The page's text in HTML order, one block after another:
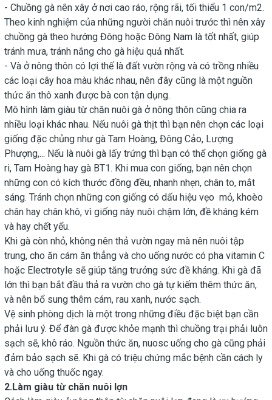
- Chuồng gà nên xây ở nơi cao ráo, rộng rãi, tối thiểu 1 con/m2.
Theo kinh nghiệm của những người chăn nuôi trước thì nên xây
chuồng gà theo hướng Đông hoặc Đông Nam là tốt nhất, giúp
tránh mưa, tránh nắng cho gà hiệu quả nhất.
- Và ở nông thôn có lợi thế là đất vườn rộng và có trồng nhiều
các loại cây hoa màu khác nhau, nên đây cũng là một nguồn
thức ăn thô xanh được bà con tận dụng.
Mô hình làm giàu từ chăn nuôi gà ở nông thôn cũng chia ra
nhiều loại khác nhau. Nếu nuôi gà thịt thì bạn nên chọn các loại
giống đặc chủng như gà Tam Hoàng, Đông Cảo, Lượng
Phượng,... Nếu là nuôi gà lấy trứng thì bạn có thể chọn giống gà
ri, Tam Hoàng hay gà BT1. Khi mua con giống, bạn nên chọn
những con có kích thước đồng đều, nhanh nhẹn, chân to, mắt
sáng. Tránh chọn những con giống có dấu hiệu vẹo mỏ, khoèo
chân hay chân khô, vì giống này nuôi chậm lớn, đề kháng kém
và hay chết yểu.
Khi gà còn nhỏ, không nên thả vườn ngay mà nên nuôi tập
trung, cho ăn cám ăn thẳng và cho uống nước có pha vitamin C
hoặc Electrotyle sẽ giúp tăng trưởng sức đề kháng. Khi gà đã
lớn thì bạn bắt đầu thả ra vườn cho gà tự kiếm thêm thức ăn,
và nên bổ sung thêm cám, rau xanh, nước sạch.
Vệ sinh phòng dịch là một trong những điều đặc biệt bạn cần
phải lưu ý. Để đàn gà được khỏe mạnh thì chuồng trại phải luôn
sạch sẽ, khô ráo. Nguồn thức ăn, nuosc uống cho gà cũng phải
đảm bảo sạch sẽ. Khi gà có triệu chứng mắc bệnh cần cách ly
và cho uống thuốc ngay.
2.Làm giàu từ chăn nuôi lợn